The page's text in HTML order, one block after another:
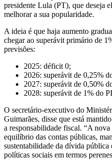
presidente Lula (PT), que deseja
melhorar a sua popularidade.
A ideia é que haja aumento
chegar ao superávit primário de
previsões:
2025: déficit 0;
2026: superávit de 0,25%
2027: superávit de 0,50%
2028: superávit de 1% do
O secretário-executivo do
Guimarães, disse que está
a responsabilidade fiscal. “A
equilíbrio das contas públicas,
sustentabilidade da dívida pública
políticas sociais em termos